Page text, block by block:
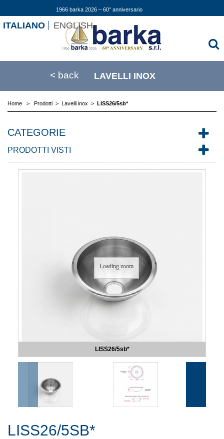
1966 barka 2026 – 60° anniversario
ITALIANO ENGLISH
< back LAVELLI INOX
Home > Prodotti > Lavelli inox > LISS26/5sb*
CATEGORIE
PRODOTTI VISTI
LISS26/5sb*
Loading zoom
LISS26/5SB*